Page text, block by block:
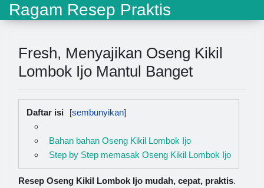
Ragam Resep Praktis
Fresh, Menyajikan Oseng Kikil
Lombok Ijo Mantul Banget
Daftar isi
Bahan bahan Oseng Kikil Lombok Ijo
Step by Step memasak Oseng Kikil Lombok Ijo
Resep Oseng Kikil Lombok Ijo mudah, cepat, praktis.